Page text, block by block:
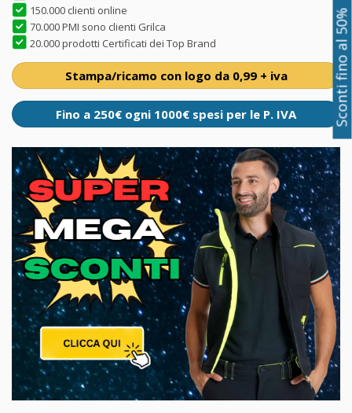
150.000 clienti online
70.000 PMI sono clienti Grilca
20.000 prodotti Certificati dei Top Brand
Stampa/ricamo con logo da 0,99 + iva
Fino a 250€ ogni 1000€ spesi per le P. IVA Sconti fino al 50%